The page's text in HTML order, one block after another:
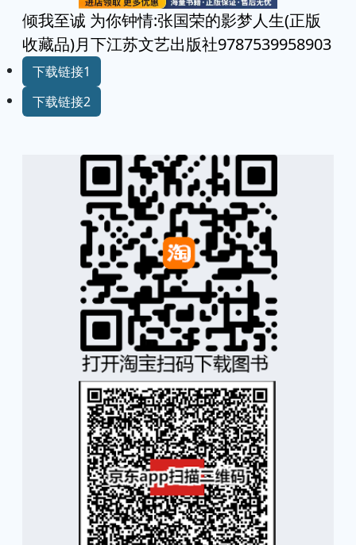
倾我至诚 为你钟情:张国荣的影梦人生(正版
收藏品)月下江苏文艺出版社9787539958903
下载链接1
下载链接2